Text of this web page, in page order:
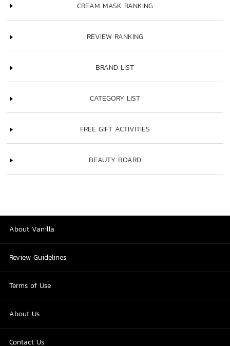
CREAM MASK RANKING
REVIEW RANKING
BRAND LIST
CATEGORY LIST
FREE GIFT ACTIVITIES
BEAUTY BOARD
About Vanilla
Review Guidelines
Terms of Use
About Us
Contact Us